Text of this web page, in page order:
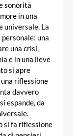
sonorità
in una
universale. La
personale: una
una crisi,
e in una lieve
si apre
riflessione
davvero
espande, da
si fa riflessione